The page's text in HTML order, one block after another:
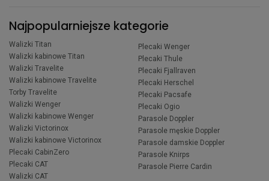
Najpopularniejsze kategorie
Walizki Titan
Walizki kabinowe Titan
Walizki Travelite
Walizki kabinowe Travelite
Torby Travelite
Walizki Wenger
Walizki kabinowe Wenger
Walizki Victorinox
Walizki kabinowe Victorinox
Plecaki CabinZero
Plecaki CAT
Walizki CAT
Plecaki Wenger
Plecaki Thule
Plecaki Fjallraven
Plecaki Herschel
Plecaki Pacsafe
Plecaki Ogio
Parasole Doppler
Parasole męskie Doppler
Parasole damskie Doppler
Parasole Knirps
Parasole Pierre Cardin